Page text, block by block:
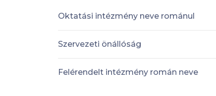
Oktatási intézmény neve románul
Szervezeti önállóság
Felérendelt intézmény román neve